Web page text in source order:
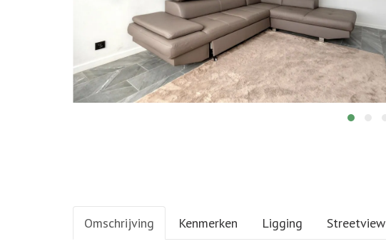
Omschrijving Kenmerken Ligging Streetview